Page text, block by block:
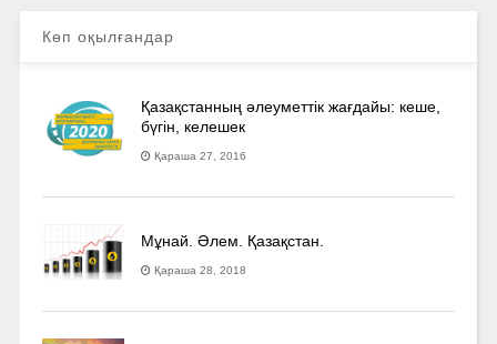
Көп оқылғандар
Қазақстанның әлеуметтік жағдайы: кеше,
бүгін, келешек
Қараша 27, 2016
Мұнай. Әлем. Қазақстан.
Қараша 28, 2018